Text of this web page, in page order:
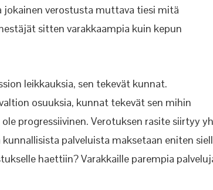
verostusta muttava tiesi mitä
sitten varakkaampia kuin kepun
leikkauksia, sen tekevät kunnat.
osuuksia, kunnat tekevät sen mihin
progressiivinen. Verotuksen rasite siirtyy
palveluista maksetaan eniten
haettiin? Varakkaille parempia